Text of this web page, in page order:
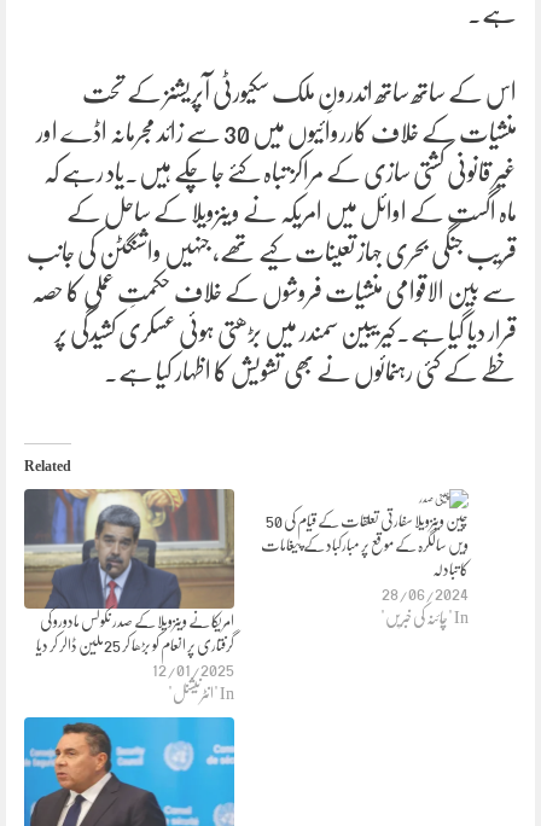
ہے۔
اس کے ساتھ ساتھ اندرونِ ملک سکیورٹی آپریشنز کے تحت
منشیات کے خلاف کارروائیوں میں 30 سے زائد مجرمانہ اڈے اور
غیر قانونی کشتی سازی کے مراکز تباہ کئے جا چکے ہیں۔یاد رہے کہ
ماہ اگست کے اوائل میں امریکہ نے وینزویلا کے ساحل کے
قریب جنگی بحری جہاز تعینات کیے تھے، جنہیں واشنگٹن کی جانب
سے بین الاقوامی منشیات فروشوں کے خلاف حکمتِ عملی کا حصہ
قرار دیا گیا ہے۔کیریبین سمندر میں بڑھتی ہوئی عسکری کشیدگی پر
خطے کے کئی رہنمائوں نے بھی تشویش کا اظہار کیا ہے۔
Related
امریکا نے وینزویلا کے صدر نکولس مادورو کی
گرفتاری پر انعام کو بڑھا کر 25ملین ڈالر کر دیا
12/01/2025
In "انٹرنیشنل"
چین وینزویلا سفارتی تعلقات کے قیام کی 50
ویں سالگرہ کے موقع پر مبارکباد کے پیغامات
کا تبادلہ
28/06/2024
In "چائنہ کی خبریں"